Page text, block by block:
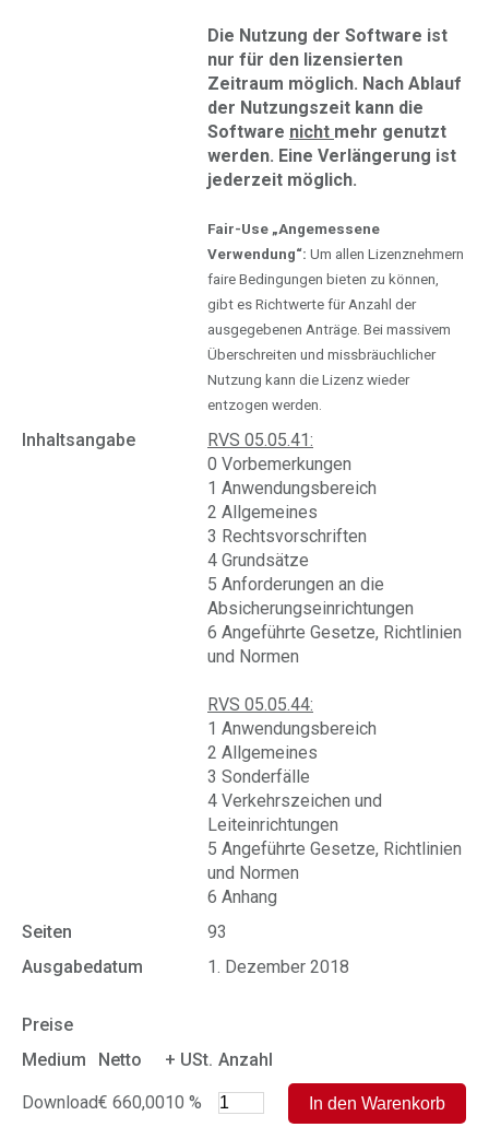
Die Nutzung der Software ist
nur für den lizensierten
Zeitraum möglich. Nach Ablauf
der Nutzungszeit kann die
Software nicht mehr genutzt
werden. Eine Verlängerung ist
jederzeit möglich.
Fair-Use „Angemessene
Verwendung“: Um allen Lizenznehmern
faire Bedingungen bieten zu können,
gibt es Richtwerte für Anzahl der
ausgegebenen Anträge. Bei massivem
Überschreiten und missbräuchlicher
Nutzung kann die Lizenz wieder
entzogen werden.
Inhaltsangabe
RVS 05.05.41:
0 Vorbemerkungen
1 Anwendungsbereich
2 Allgemeines
3 Rechtsvorschriften
4 Grundsätze
5 Anforderungen an die
Absicherungseinrichtungen
6 Angeführte Gesetze, Richtlinien
und Normen
RVS 05.05.44:
1 Anwendungsbereich
2 Allgemeines
3 Sonderfälle
4 Verkehrszeichen und
Leiteinrichtungen
5 Angeführte Gesetze, Richtlinien
und Normen
6 Anhang
Seiten
93
Ausgabedatum
1. Dezember 2018
Preise
Medium
Netto + USt. Anzahl
Download€ 660,0010 %